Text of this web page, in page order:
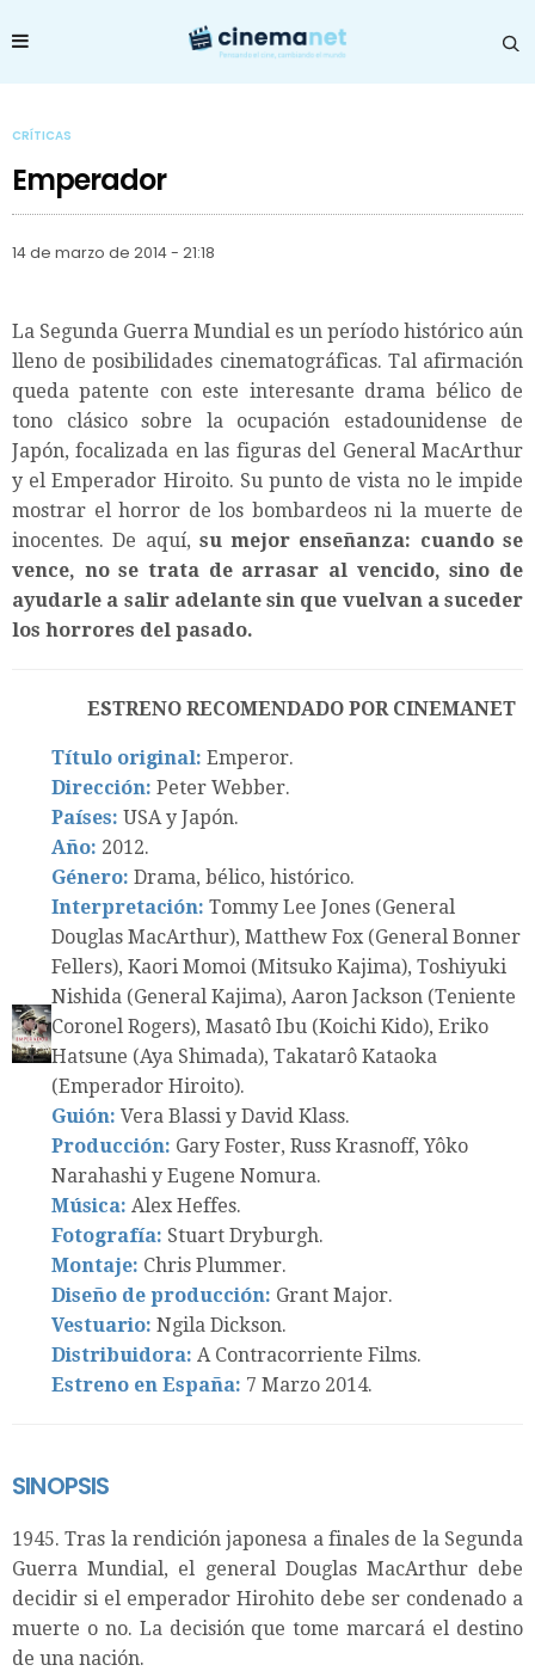
CRÍTICAS
Emperador
14 de marzo de 2014 - 21:18
La Segunda Guerra Mundial es un período histórico aún
lleno de posibilidades cinematográficas. Tal afirmación
queda patente con este interesante drama bélico de
tono clásico sobre la ocupación estadounidense de
Japón, focalizada en las figuras del General MacArthur
y el Emperador Hiroito. Su punto de vista no le impide
mostrar el horror de los bombardeos ni la muerte de
inocentes. De aquí, su mejor enseñanza: cuando se
vence, no se trata de arrasar al vencido, sino de
ayudarle a salir adelante sin que vuelvan a suceder
los horrores del pasado.
ESTRENO RECOMENDADO POR CINEMANET
Título original: Emperor.
Dirección: Peter Webber.
Países: USA y Japón.
Año: 2012.
Género: Drama, bélico, histórico.
Interpretación: Tommy Lee Jones (General
Douglas MacArthur), Matthew Fox (General Bonner
Fellers), Kaori Momoi (Mitsuko Kajima), Toshiyuki
Nishida (General Kajima), Aaron Jackson (Teniente
Coronel Rogers), Masatô Ibu (Koichi Kido), Eriko
Hatsune (Aya Shimada), Takatarô Kataoka
(Emperador Hiroito).
Guión: Vera Blassi y David Klass.
Producción: Gary Foster, Russ Krasnoff, Yôko
Narahashi y Eugene Nomura.
Música: Alex Heffes.
Fotografía: Stuart Dryburgh.
Montaje: Chris Plummer.
Diseño de producción: Grant Major.
Vestuario: Ngila Dickson.
Distribuidora: A Contracorriente Films.
Estreno en España: 7 Marzo 2014.
SINOPSIS
1945. Tras la rendición japonesa a finales de la Segunda
Guerra Mundial, el general Douglas MacArthur debe
decidir si el emperador Hirohito debe ser condenado a
muerte o no. La decisión que tome marcará el destino
de una nación.